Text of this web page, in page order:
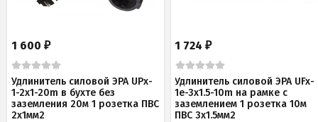
1 600 ₽
Удлинитель силовой ЭРА UPx-
1-2x1-20m в бухте без
заземления 20м 1 розетка ПВС
2х1мм2
1 724₽
Удлинитель силовой ЭРА UFx-
1e-3x1.5-10m на рамке c
заземлением 1 розетка 10м
ПВС 3x1.5мм2